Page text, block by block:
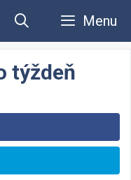
Menu
týždeň